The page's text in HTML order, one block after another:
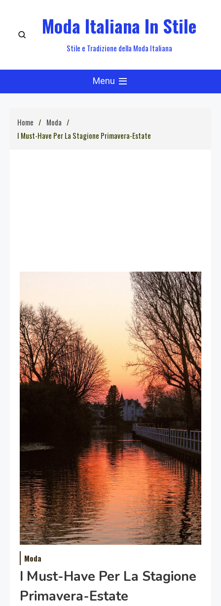
content
Moda Italiana In Stile
Stile e Tradizione della Moda Italiana
Menu
Home
Moda
I Must-Have Per La Stagione Primavera-Estate
Moda
I Must-Have Per La Stagione
Primavera-Estate